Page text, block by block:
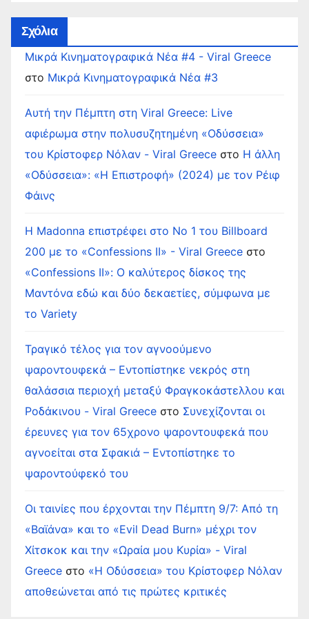
Σχόλια
Μικρά Κινηματογραφικά Νέα #4 - Viral Greece
στο Μικρά Κινηματογραφικά Νέα #3
Αυτή την Πέμπτη στη Viral Greece: Live
αφιέρωμα στην πολυσυζητημένη «Οδύσσεια»
του Κρίστοφερ Νόλαν - Viral Greece στο Η άλλη
«Οδύσσεια»: «Η Επιστροφή» (2024) με τον Ρέιφ
Φάινς
Η Madonna επιστρέφει στο Νο 1 του Billboard
200 με το «Confessions II» - Viral Greece στο
«Confessions II»: Ο καλύτερος δίσκος της
Μαντόνα εδώ και δύο δεκαετίες, σύμφωνα με
το Variety
Τραγικό τέλος για τον αγνοούμενο
ψαροντουφεκά – Εντοπίστηκε νεκρός στη
θαλάσσια περιοχή μεταξύ Φραγκοκάστελλου και
Ροδάκινου - Viral Greece στο Συνεχίζονται οι
έρευνες για τον 65χρονο ψαροντουφεκά που
αγνοείται στα Σφακιά – Εντοπίστηκε το
ψαροντούφεκό του
Οι ταινίες που έρχονται την Πέμπτη 9/7: Από τη
«Βαϊάνα» και το «Evil Dead Burn» μέχρι τον
Χίτσκοκ και την «Ωραία μου Κυρία» - Viral
Greece στο «Η Οδύσσεια» του Κρίστοφερ Νόλαν
αποθεώνεται από τις πρώτες κριτικές